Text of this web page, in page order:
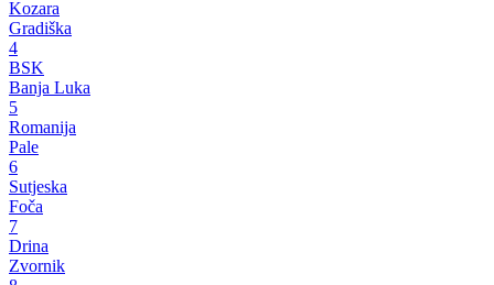
Kozara
Gradiška
4
BSK
Banja Luka
5
Romanija
Pale
6
Sutjeska
Foča
7
Drina
Zvornik